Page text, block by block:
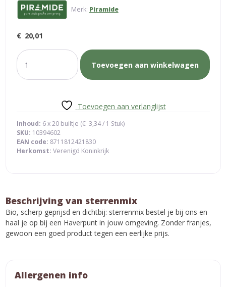
Merk: Piramide
€ 20,01
sterrenmix
aantal
Toevoegen aan winkelwagen
Toevoegen aan verlanglijst
Inhoud: 6 x 20 builtje (€ 3,34/ 1 Stuk)
SKU: 10394602
EAN code: 8711812421830
Herkomst: Verenigd Koninkrijk
Beschrijving van sterrenmix
Bio, scherp geprijsd en dichtbij: sterrenmix bestel je bij ons en
haal je op bij een Haverpunt in jouw omgeving. Zonder franjes,
gewoon een goed product tegen een eerlijke prijs.
Allergenen info